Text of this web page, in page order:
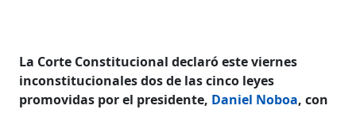
La Corte Constitucional declaró este viernes
inconstitucionales dos de las cinco leyes
promovidas por el presidente, Daniel Noboa, con